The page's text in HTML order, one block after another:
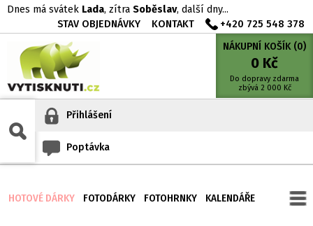
Dnes má svátek Lada, zítra Soběslav, další dny...
STAV OBJEDNÁVKY
KONTAKT
+420 725 548 378
NÁKUPNÍ KOŠÍK (0)
0 Kč
Do dopravy zdarma
zbývá 2 000 Kč
Přihlášení
Poptávka
HOTOVÉ DÁRKY FOTODÁRKY FOTOHRNKY KALENDÁŘE